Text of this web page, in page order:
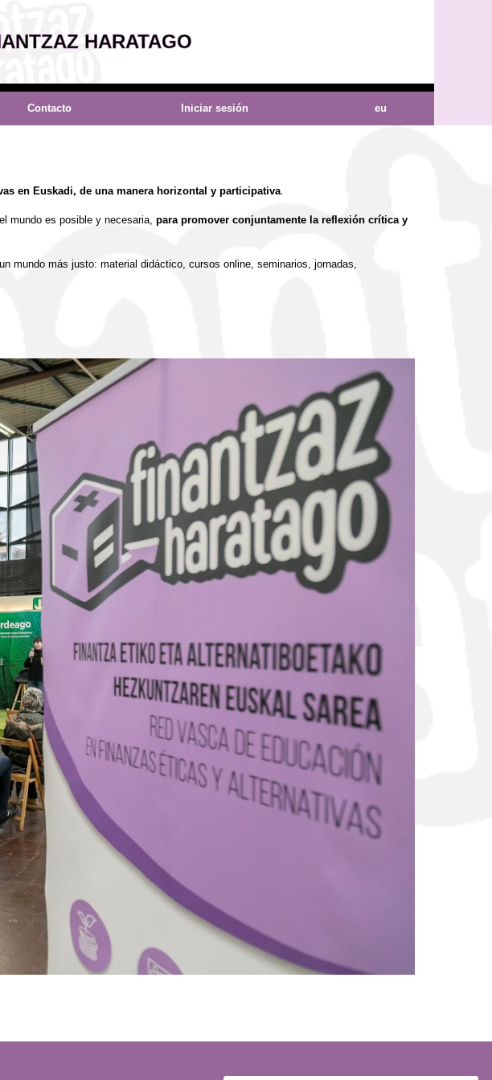
HARATAGO
Contacto Iniciar sesión eu
en Euskadi, de una manera horizontal y participativa.
mundo es posible y necesaria, para promover conjuntamente la reflexión crítica y
mundo más justo: material didáctico, cursos online, seminarios, jornadas,